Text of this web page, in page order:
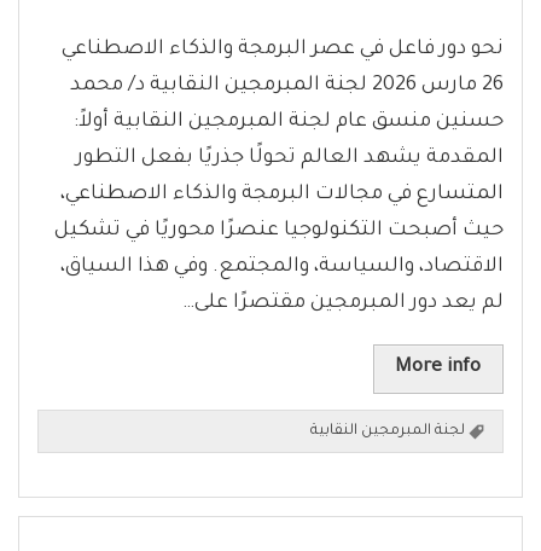
نحو دور فاعل في عصر البرمجة والذكاء الاصطناعي
26 مارس 2026 لجنة المبرمجين النقابية د/ محمد
حسنين منسق عام لجنة المبرمجين النقابية أولاً:
المقدمة يشهد العالم تحولًا جذريًا بفعل التطور
المتسارع في مجالات البرمجة والذكاء الاصطناعي،
حيث أصبحت التكنولوجيا عنصرًا محوريًا في تشكيل
الاقتصاد، والسياسة، والمجتمع. وفي هذا السياق،
لم يعد دور المبرمجين مقتصرًا على…
More info
لجنة المبرمجين النقابية